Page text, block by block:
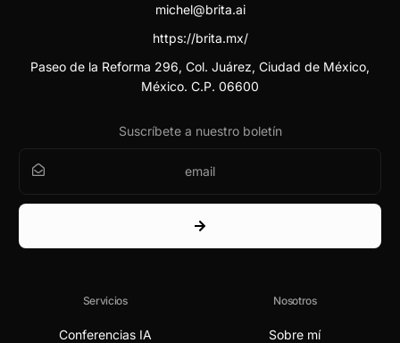
michel@brita.ai
https://brita.mx/
Paseo de la Reforma 296, Col. Juárez, Ciudad de México,
México. C.P. 06600
Suscríbete a nuestro boletín
Servicios
Conferencias IA
Nosotros
Sobre mí